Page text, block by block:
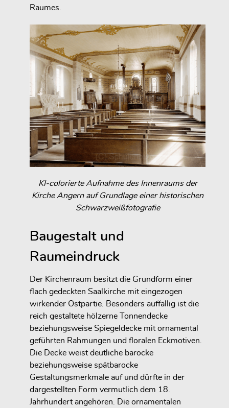
Raumes.
KI-colorierte Aufnahme des Innenraums der
Kirche Angern auf Grundlage einer historischen
Schwarzweißfotografie
Baugestalt und
Raumeindruck
Der Kirchenraum besitzt die Grundform einer
flach gedeckten Saalkirche mit eingezogen
wirkender Ostpartie. Besonders auffällig ist die
reich gestaltete hölzerne Tonnendecke
beziehungsweise Spiegeldecke mit ornamental
geführten Rahmungen und floralen Eckmotiven.
Die Decke weist deutliche barocke
beziehungsweise spätbarocke
Gestaltungsmerkmale auf und dürfte in der
dargestellten Form vermutlich dem 18.
Jahrhundert angehören. Die ornamentalen